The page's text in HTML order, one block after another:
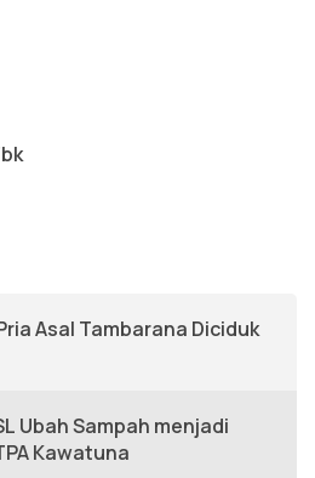
Asal Tambarana Diciduk
Ubah Sampah menjadi
Kawatuna